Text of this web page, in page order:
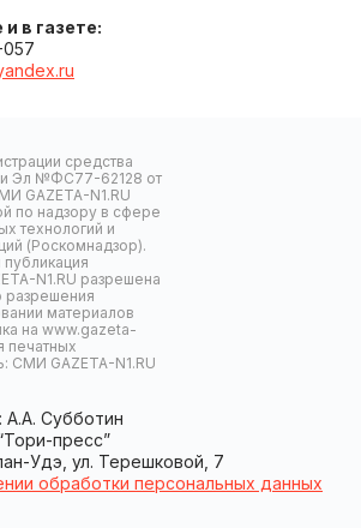
в газете:
057
средства
Эл №ФС77-62128 от
GAZETA-N1.RU
по надзору в сфере
технологий и
(Роскомнадзор).
публикация
N1.RU разрешена
разрешения
материалов
на www.gazeta-
печатных
СМИ GAZETA-N1.RU
А.А. Субботин
пресс”
Удэ, ул. Терешковой, 7
обработки персональных данных